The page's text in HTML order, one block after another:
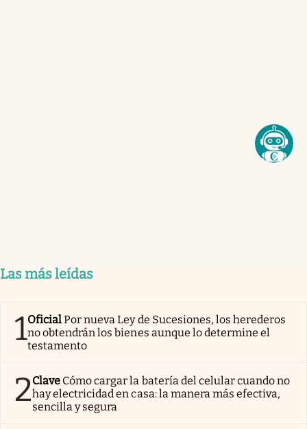
Las más leídas
1OficialPor nueva Ley de Sucesiones, los herederos
no obtendrán los bienes aunque lo determine el
testamento
2Clave Cómo cargar la batería del celular cuando no
hay electricidad en casa: la manera más efectiva,
sencilla y segura